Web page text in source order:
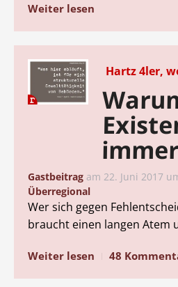
Weiter lesen
Hartz 4ler,
Gastbeitrag am 22. Juni 2017
Überregional
Wer sich gegen
braucht einen langen Atem
Weiter lesen 48